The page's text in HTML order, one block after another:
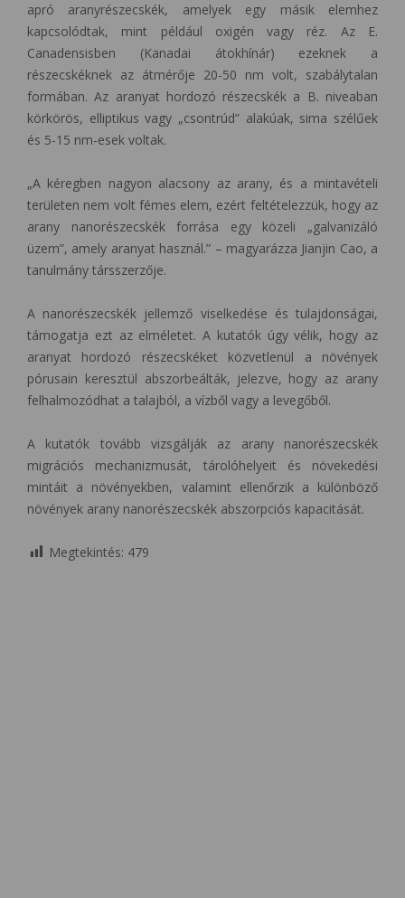
apró aranyrészecskék, amelyek egy másik elemhez
kapcsolódtak, mint például oxigén vagy réz. Az E.
Canadensisben (Kanadai átokhínár) ezeknek a
részecskéknek az átmérője 20-50 nm volt, szabálytalan
formában. Az aranyat hordozó részecskék a B. niveaban
körkörös, elliptikus vagy „csontrúd” alakúak, sima szélűek
és 5-15 nm-esek voltak.
„A kéregben nagyon alacsony az arany, és a mintavételi
területen nem volt fémes elem, ezért feltételezzük, hogy az
arany nanorészecskék forrása egy közeli „galvanizáló
üzem”, amely aranyat használ.” – magyarázza Jianjin Cao, a
tanulmány társszerzője.
A nanorészecskék jellemző viselkedése és tulajdonságai,
támogatja ezt az elméletet. A kutatók úgy vélik, hogy az
aranyat hordozó részecskéket közvetlenül a növények
pórusain keresztül abszorbeálták, jelezve, hogy az arany
felhalmozódhat a talajból, a vízből vagy a levegőből.
A kutatók tovább vizsgálják az arany nanorészecskék
migrációs mechanizmusát, tárolóhelyeit és növekedési
mintáit a növényekben, valamint ellenőrzik a különböző
növények arany nanorészecskék abszorpciós kapacitását.
Megtekintés: 479